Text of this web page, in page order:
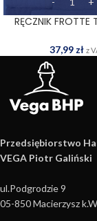
RĘCZNIK
37,99 zł z
Przedsiębiorstwo
VEGA Piotr Galiński
ul.Podgrodzie 9
05-850 Macierzysz